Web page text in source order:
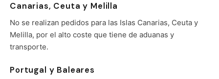
Canarias, Ceuta y Melilla
No se realizan pedidos para las Islas Canarias, Ceuta y
Melilla, por el alto coste que tiene de aduanas y
transporte.
Portugal y Baleares